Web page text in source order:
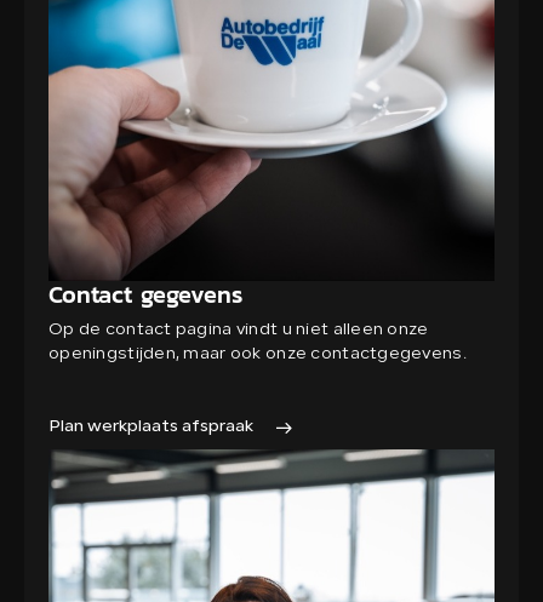
Contact gegevens
Op de contact pagina vindt u niet alleen onze
openingstijden, maar ook onze contactgegevens.
Plan werkplaats afspraak